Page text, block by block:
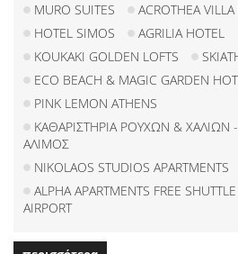
MURO SUITES
ACROTHEA
HOTEL SIMOS
AGRILIA HOTEL
KOUKAKI GOLDEN LOFTS
ECO BEACH & MAGIC GARDEN
PINK LEMON ATHENS
ΚΑΘΑΡΙΣΤΗΡΙΑ ΡΟΥΧΩΝ & ΧΑΛΙΩΝ -
ΑΛΙΜΟΣ
NIKOLAOS STUDIOS APARTMENTS
ALPHA APARTMENTS FREE
AIRPORT